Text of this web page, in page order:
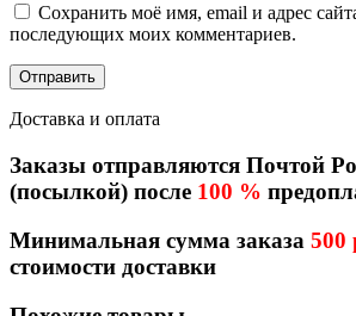
Сохранить моё имя, email и адрес
последующих моих комментариев.
Доставка и оплата
Заказы отправляются Почтой
(посылкой) после 100 %
Минимальная сумма заказа 500
стоимости доставки